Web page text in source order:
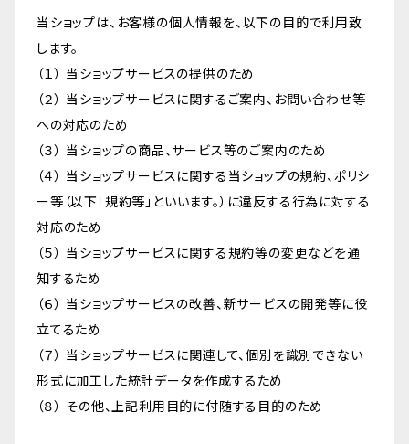
当ショップは、お客様の個人情報を、以下の目的で利用致
します。
（１） 当ショップサービスの提供のため
（２） 当ショップサービスに関するご案内、お問い合わせ等
への対応のため
（３） 当ショップの商品、サービス等のご案内のため
（４） 当ショップサービスに関する当ショップの規約、ポリシ
ー等（以下「規約等」といいます。）に違反する行為に対する
対応のため
（５） 当ショップサービスに関する規約等の変更などを通
知するため
（６） 当ショップサービスの改善、新サービスの開発等に役
立てるため
（７） 当ショップサービスに関連して、個別を識別できない
形式に加工した統計データを作成するため
（８） その他、上記利用目的に付随する目的のため